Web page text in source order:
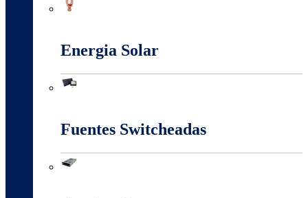
Energia Solar
Fuentes Switcheadas